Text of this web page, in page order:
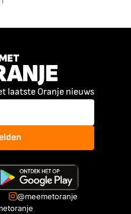
laatste Oranje nieuws
@meemetoranje